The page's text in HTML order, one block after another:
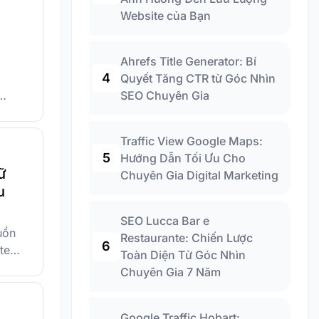
Website của Bạn
4
Ahrefs Title Generator: Bí
Quyết Tăng CTR từ Góc Nhìn
SEO Chuyên Gia
5
Traffic View Google Maps:
Hướng Dẫn Tối Ưu Cho
Chuyên Gia Digital Marketing
6
SEO Lucca Bar e
Restaurante: Chiến Lược
Toàn Diện Từ Góc Nhìn
Chuyên Gia 7 Năm